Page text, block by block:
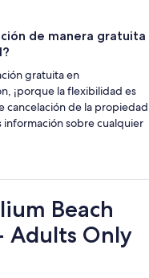
de manera gratuita
gratuita en
¡porque la flexibilidad es
cancelación de la propiedad
sobre cualquier
Beach
Adults Only